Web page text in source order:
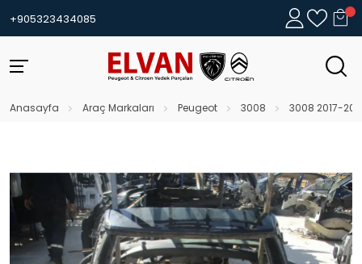
+905323434085
Anasayfa Araç Markaları Peugeot 3008 3008 2017-